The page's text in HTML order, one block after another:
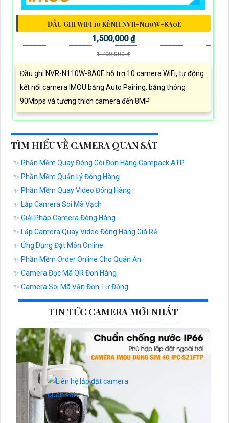
ĐẦU GHI WIFI 10 KÊNH NVR-N110W-8A0E
1,500,000 ₫
1,700,000 ₫
Đầu ghi NVR-N110W-8A0E hỗ trợ 10 camera WiFi, tự động
kết nối camera IMOU bằng Auto Pairing, băng thông
90Mbps và tương thích camera đến 8MP
TÌM HIỂU VỀ CAMERA QUAN SÁT
✨ Phần Mềm Quay Đóng Gói Đơn Hàng Campack ATP
✨ Phần Mềm Quản Lý Đóng Hàng
✨ Phần Mềm Quay Video Đóng Hàng
✨ Lắp Camera Soi Mã Vạch
✨ Giải Pháp Camera Đóng Hàng
✨ Lắp Camera Quay Video Đóng Hàng Giá Rẻ
✨ Ứng Dụng Đặt Món Online
✨ Phần Mềm Order Online Cho Quán Ăn
✨ Camera Đọc Mã QR Đơn Hàng
✨ Camera Soi Mã Vận Đơn Tự Động
TIN TỨC CAMERA MỚI NHẤT